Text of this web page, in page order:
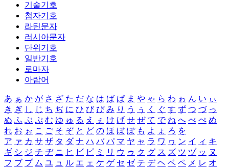
기술기호
첨자기호
라틴문자
러시아문자
단위기호
일반기호
로마자
아랍어
あ ぁ か が さ ざ た だ な は ば ぱ ま や ゃ ら わ ゎ ん い ぃ
き ぎ し じ ち ぢ に ひ び ぴ み り う ぅ く ぐ す ず つ づ っ
ぬ ふ ぶ ぷ む ゆ ゅ る え ぇ け げ せ ぜ て で ね へ べ ぺ め
れ お ぉ こ ご そ ぞ と ど の ほ ぼ ぽ も よ ょ ろ を
ア ァ カ サ ザ タ ダ ナ ハ バ パ マ ヤ ャ ラ ワ ヮ ン イ ィ キ
ギ シ ジ チ ヂ ニ ヒ ビ ピ ミ リ ウ ゥ ク グ ス ズ ツ ヅ ッ ヌ
フ ブ プ ム ユ ュ ル エ ェ ケ ゲ セ ゼ テ デ ヘ ベ ペ メ レ オ